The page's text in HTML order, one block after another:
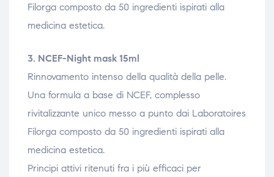
Filorga composto da 50 ingredienti ispirati alla
medicina estetica.
3. NCEF-Night mask 15ml
Rinnovamento intenso della qualità della pelle.
Una formula a base di NCEF, complesso
rivitalizzante unico messo a punto dai Laboratoires
Filorga composto da 50 ingredienti ispirati alla
medicina estetica.
Principi attivi ritenuti fra i più efficaci per